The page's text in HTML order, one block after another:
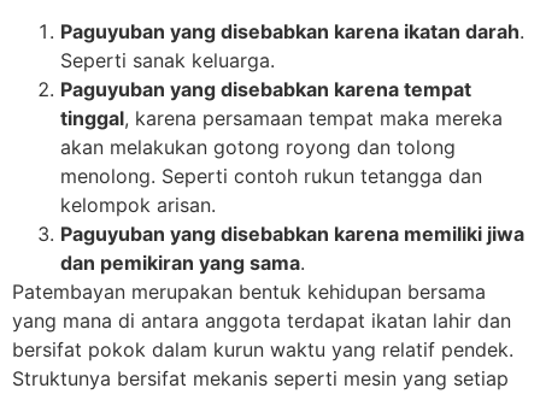
Paguyuban yang disebabkan karena ikatan darah.
Seperti sanak keluarga.
Paguyuban yang disebabkan karena tempat
tinggal, karena persamaan tempat maka mereka
akan melakukan gotong royong dan tolong
menolong. Seperti contoh rukun tetangga dan
kelompok arisan.
Paguyuban yang disebabkan karena memiliki jiwa
dan pemikiran yang sama.
Patembayan merupakan bentuk kehidupan bersama
yang mana di antara anggota terdapat ikatan lahir dan
bersifat pokok dalam kurun waktu yang relatif pendek.
Struktunya bersifat mekanis seperti mesin yang setiap